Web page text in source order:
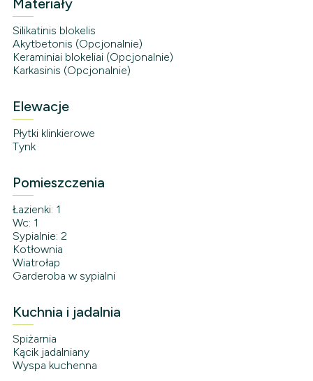
Silikatinis blokelis
Akytbetonis (Opcjonalnie)
Keraminiai blokeliai (Opcjonalnie)
Karkasinis (Opcjonalnie)
Elewacje
Płytki klinkierowe
Tynk
Pomieszczenia
Łazienki: 1
Wc: 1
Sypialnie: 2
Kotłownia
Wiatrołap
Garderoba w sypialni
Kuchnia i jadalnia
Spiżarnia
Kącik jadalniany
Wyspa kuchenna